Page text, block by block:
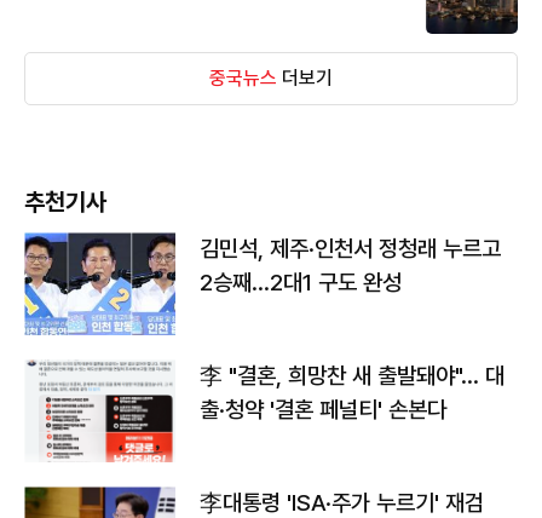
중국뉴스 더보기
추천기사
김민석, 제주·인천서 정청래 누르고
2승째…2대1 구도 완성
李 "결혼, 희망찬 새 출발돼야"… 대
출·청약 '결혼 페널티' 손본다
李대통령 'ISA·주가 누르기' 재검